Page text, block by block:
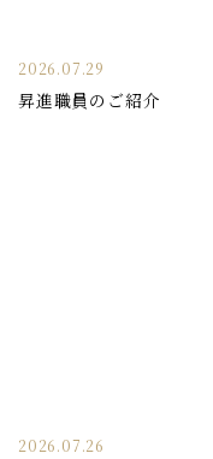
2026.07.29
昇進職員のご紹介
2026.07.26